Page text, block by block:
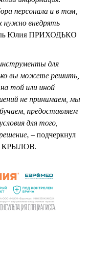
персонала и в том,
нужно внедрять
Юлия ПРИХОДЬКО
для
вы можете решить,
той или иной
не принимаем, мы
предоставляем
для того,
, – подчеркнул
КРЫЛОВ.